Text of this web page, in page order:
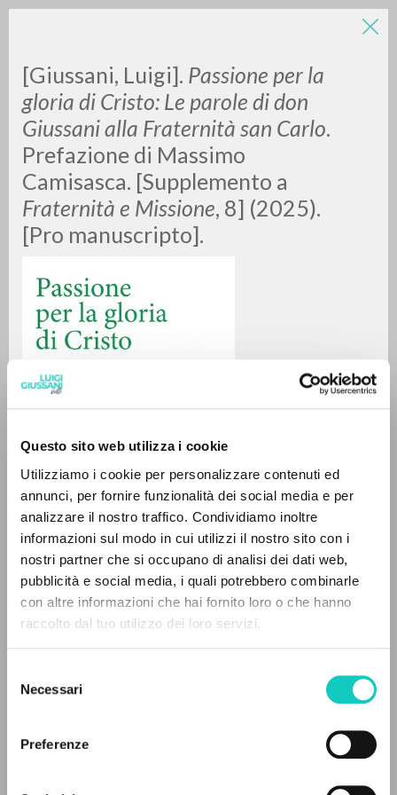
Questo sito web utilizza i cookie
Utilizziamo i cookie per personalizzare contenuti ed
annunci, per fornire funzionalità dei social media e per
analizzare il nostro traffico. Condividiamo inoltre
informazioni sul modo in cui utilizzi il nostro sito con i
nostri partner che si occupano di analisi dei dati web,
pubblicità e social media, i quali potrebbero combinarle
con altre informazioni che hai fornito loro o che hanno
raccolto dal tuo utilizzo dei loro servizi.
delNecessari
Preferenze
[Giussani, Luigi]. Passione per la
gloria di Cristo: Le parole di don
Giussani alla Fraternità san Carlo.
Prefazione di Massimo
Camisasca. [Supplemento a
Fraternità e Missione, 8] (2025).
[Pro manuscripto].
Camisasca MassimoPreface
Giussani LuigiAuthor
Italian
Pages: 44
LUIGI
GIUSSANI
scritti
0RESULTS FOUND
MORE RESULTS